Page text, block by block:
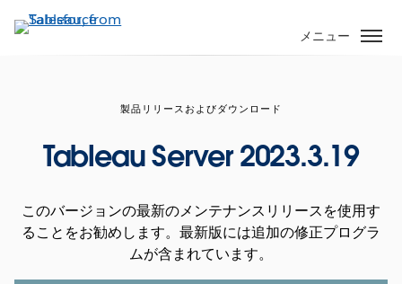
イ
メニュー
製品リリースおよびダウンロード
Tableau Server 2023.3.19
このバージョンの最新のメンテナンスリリースを使用す
ることをお勧めします。最新版には追加の修正プログラ
ムが含まれています。